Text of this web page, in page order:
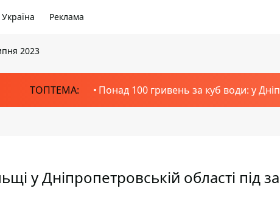
Україна Реклама
2023
ТОПТЕМА: Понад 100 гривень за куб води: у
у Дніпропетровській області під